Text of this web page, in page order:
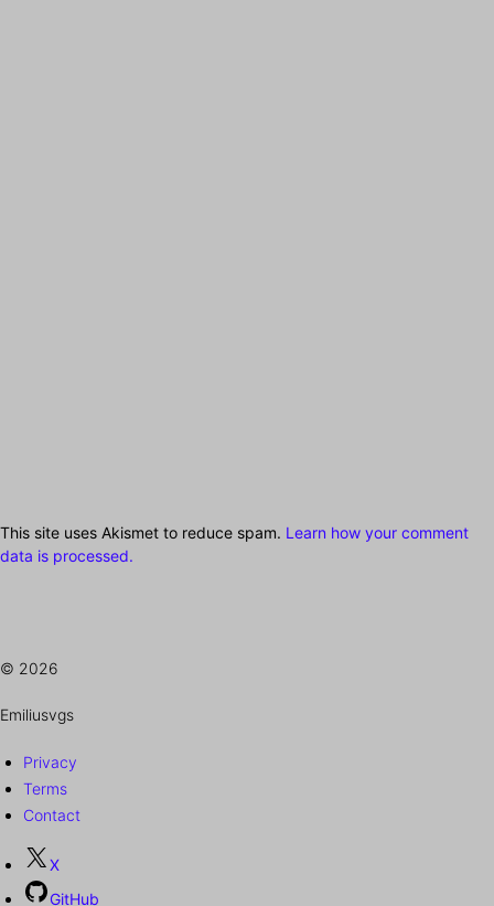
This site uses Akismet to reduce spam. Learn how your comment
data is processed.
© 2026
Emiliusvgs
Privacy
Terms
Contact
X
GitHub